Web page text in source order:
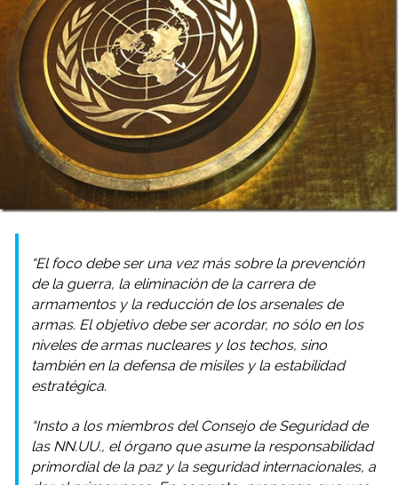
“El foco debe ser una vez más sobre la prevención
de la guerra, la eliminación de la carrera de
armamentos y la reducción de los arsenales de
armas. El objetivo debe ser acordar, no sólo en los
niveles de armas nucleares y los techos, sino
también en la defensa de misiles y la estabilidad
estratégica.
“Insto a los miembros del Consejo de Seguridad de
las NN.UU., el órgano que asume la responsabilidad
primordial de la paz y la seguridad internacionales, a